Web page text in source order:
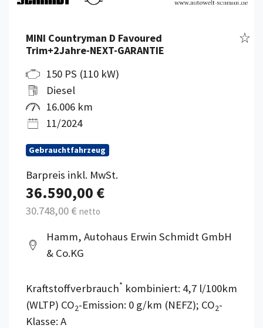
MINI Countryman D Favoured
Trim+2Jahre-NEXT-GARANTIE
150 PS (110 kW)
Diesel
16.006 km
11/2024
Gebrauchtfahrzeug
Barpreis inkl. MwSt.
36.590,00 €
30.748,00 € netto
Hamm, Autohaus Erwin Schmidt GmbH
& Co.KG
Kraftstoffverbrauch* kombiniert: 4,7 l/100km
(WLTP) CO2-Emission: 0 g/km (NEFZ); CO2-
Klasse: A